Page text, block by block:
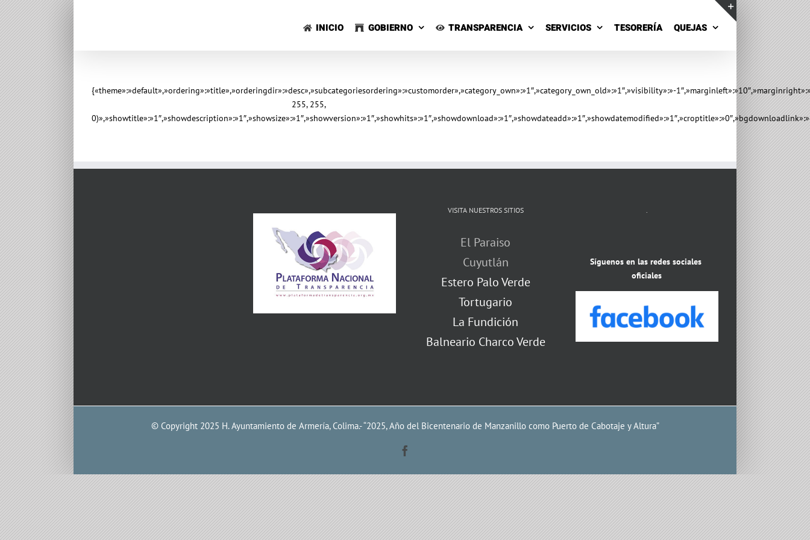
contenido
INICIO GOBIERNO TRANSPARENCIA SERVICIOS TESORERÍA QUEJAS
{«theme»:»default»,»ordering»:»title»,»orderingdir»:»desc»,»subcategoriesordering»:»customorder»,»category_own»:»1″,»category_own_old»:»1″,»visibility»:»-
255, 255,
VISITA NUESTROS SITIOS
El Paraiso
Cuyutlán
Estero Palo Verde
Tortugario
La Fundición
Balneario Charco Verde
.
Síguenos en las redes sociales
oficiales
© Copyright 2025 H. Ayuntamiento de Armería, Colima.- “2025, Año del Bicentenario de Manzanillo como Puerto de Cabotaje y Altura”
Toggle
Sliding
Bar
Area